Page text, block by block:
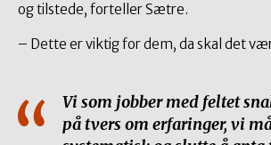
og tilstede, forteller Sætre.
– Dette er viktig for dem, da skal det
Vi som jobber med feltet
på tvers om erfaringer, vi